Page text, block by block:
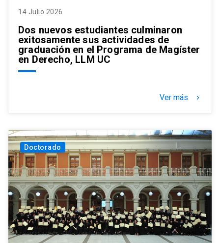
14 Julio 2026
Dos nuevos estudiantes culminaron
exitosamente sus actividades de
graduación en el Programa de Magíster
en Derecho, LLM UC
Ver más keyboard_arrow_right
Doctorado